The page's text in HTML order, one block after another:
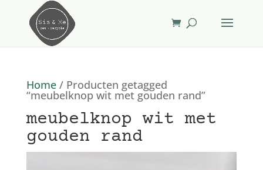
Home/ Producten getagged
“meubelknop wit met gouden rand”
meubelknop wit met
gouden rand